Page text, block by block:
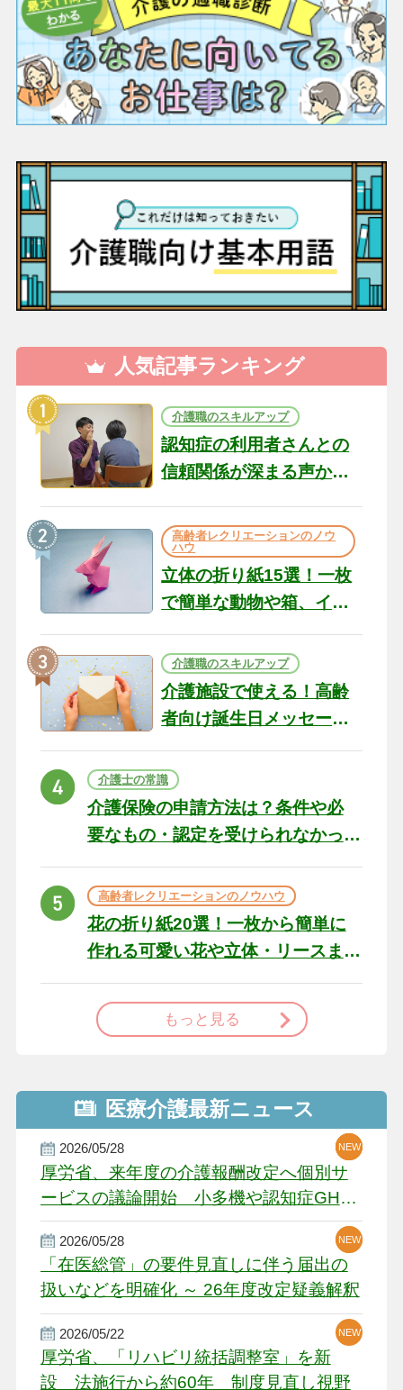
人気記事ランキング
介護職のスキルアップ
認知症の利用者さんとの
信頼関係が深まる声かけ
の現場から（22）
高齢者レクリエーションのノウ
ハウ
立体の折り紙15選！一枚
で簡単な動物や箱、イン
テリアになる作品まで
介護職のスキルアップ
介護施設で使える！高齢
者向け誕生日メッセージ
の例文と書き方のポイン
ト
介護士の常識
介護保険の申請方法は？条件や必
要なもの・認定を受けられなかっ
た場合の対処法
高齢者レクリエーションのノウハウ
花の折り紙20選！一枚から簡単に
作れる可愛い花や立体・リースま
で
もっと見る
医療介護最新ニュース
2026/05/28
厚労省、来年度の介護報酬改定へ個別サ
ービスの議論開始 小多機や認知症GH、
厳しい経営環境に危機感
NEW
NEW
NEW
2026/05/28
「在医総管」の要件見直しに伴う届出の
扱いなどを明確化 ～ 26年度改定疑義解釈
NEW
NEW
2026/05/22
厚労省、「リハビリ統括調整室」を新
設 法施行から約60年 制度見直し視野
NEW